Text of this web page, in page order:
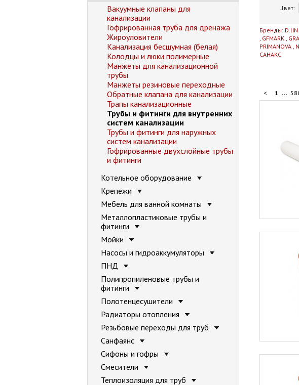
Цвет:
Бренды: D.lIN
, GFMARK ,
PRIMANOVA ,
САНАКС
< 1 ...
Вакуумные клапаны для
канализации
Гофрированная труба для дренажа
Жироуловители
Канализация бесшумная (белая)
Колодцы и люки полимерные
Манжеты для канализационной
трубы
Манжеты резиновые переходные
Обратные клапана для канализации
Трапы канализационные
Трубы и фитинги для внутренних
систем канализации
Трубы и фитинги для наружных
систем канализации
Гофрированные двухслойные трубы
и фитинги
Котельное оборудование
Крепежи
Мебель для ванной комнаты
Металлопластиковые трубы и
фитинги
Мойки
Насосы и гидроаккумуляторы
ПНД
Полипропиленовые трубы и
фитинги
Полотенцесушители
Радиаторы отопления
Резьбовые переходы для труб
Санфаянс
Сифоны и гофры
Смесители
Теплоизоляция для труб